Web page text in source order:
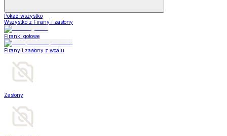
Pokaż wszystko
Wszystko z Firany i zasłony
Firanki gotowe
Firany i zasłony z woalu
Zasłony